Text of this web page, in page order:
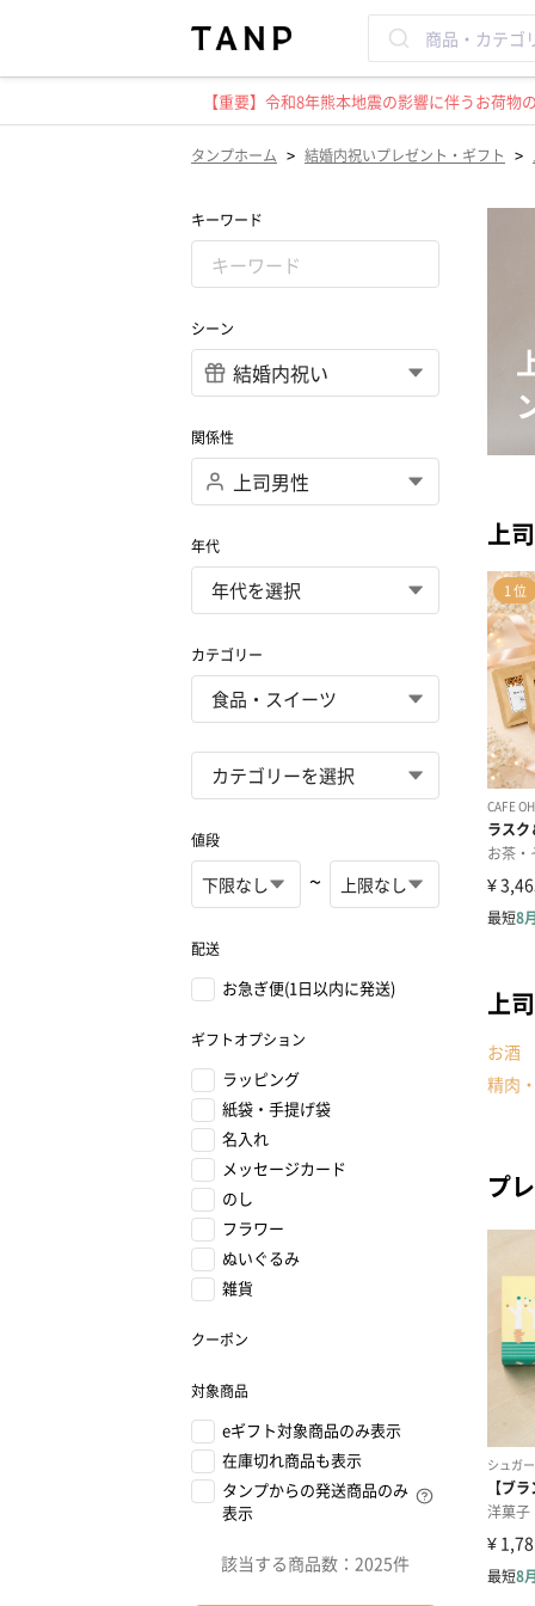
【重要】令和8年熊本地震の影響に伴うお荷
タンプホーム > 結婚内祝いプレゼント・ギフト >
キーワード
シーン
関係性
年代
カテゴリー
値段
~
配送
お急ぎ便(1日以内に発送)
ギフトオプション
ラッピング
紙袋・手提げ袋
名入れ
メッセージカード
のし
フラワー
ぬいぐるみ
雑貨
クーポン
対象商品
eギフト対象商品のみ表示
在庫切れ商品も表示
タンプからの発送商品のみ
表示
該当する商品数： 2025件
上
上
お酒
精肉
プ